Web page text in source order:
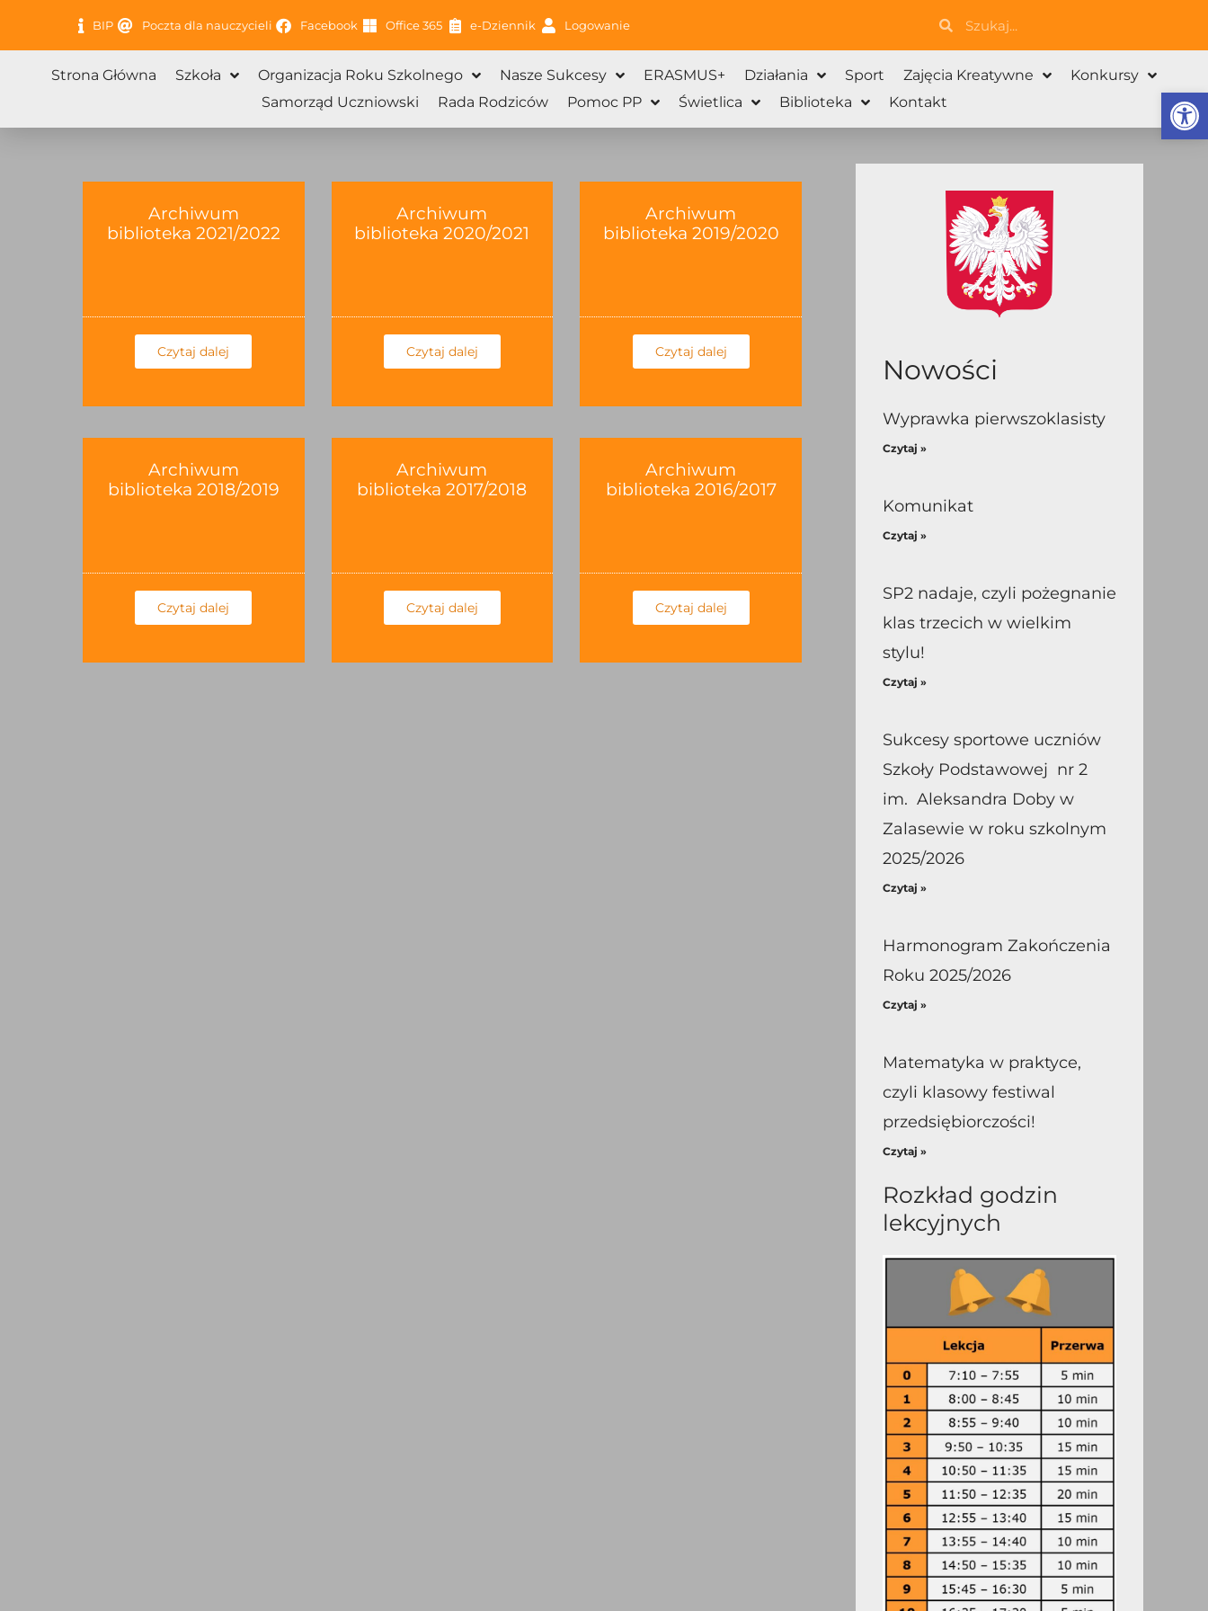
BIP Poczta dla nauczycieli Facebook Office 365 e-Dziennik Logowanie SzukajSzukaj
Strona Główna Szkoła Organizacja Roku Szkolnego Nasze Sukcesy ERASMUS+ Działania Sport Zajęcia Kreatywne
Konkursy
Samorząd Uczniowski
Rada Rodziców Pomoc PP Świetlica Biblioteka Kontakt
Archiwum
biblioteka 2021/2022
Czytaj dalej
Archiwum
biblioteka 2020/2021
Czytaj dalej
Archiwum
biblioteka 2019/2020
Czytaj dalej
Archiwum
biblioteka 2018/2019
Czytaj dalej
Archiwum
biblioteka 2017/2018
Czytaj dalej
Archiwum
biblioteka 2016/2017
Czytaj dalej
Nowości
Wyprawka pierwszoklasisty
Czytaj »
Komunikat
Czytaj »
SP2 nadaje, czyli pożegnanie
klas trzecich w wielkim
stylu!
Czytaj »
Sukcesy sportowe uczniów
Szkoły Podstawowej nr 2
im. Aleksandra Doby w
Zalasewie w roku szkolnym
2025/2026
Czytaj »
Harmonogram Zakończenia
Roku 2025/2026
Czytaj »
Matematyka w praktyce,
czyli klasowy festiwal
przedsiębiorczości!
Czytaj »
Rozkład godzin
lekcyjnych